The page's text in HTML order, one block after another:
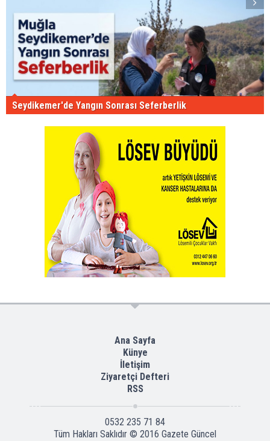
Seydikemer'de Yangın Sonrası Seferberlik
Ana Sayfa
Künye
İletişim
Ziyaretçi Defteri
RSS
0532 235 71 84
Tüm Hakları Saklıdır © 2016 Gazete Güncel